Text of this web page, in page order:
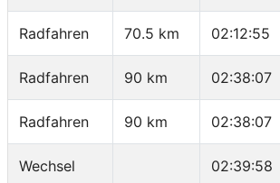
Radfahren 70.5 km 02:12:55
Radfahren 90 km 02:38:07
Radfahren 90 km 02:38:07
Wechsel 02:39:58